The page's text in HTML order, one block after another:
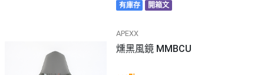
有庫存 開箱文
APEXX
燻黑風鏡 MMBCU